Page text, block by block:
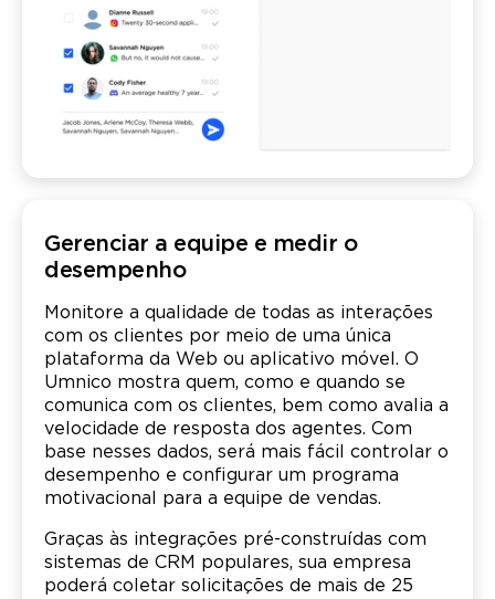
Gerenciar a equipe e medir o
desempenho
Monitore a qualidade de todas as interações
com os clientes por meio de uma única
plataforma da Web ou aplicativo móvel. O
Umnico mostra quem, como e quando se
comunica com os clientes, bem como avalia a
velocidade de resposta dos agentes. Com
base nesses dados, será mais fácil controlar o
desempenho e configurar um programa
motivacional para a equipe de vendas.
Graças às integrações pré-construídas com
sistemas de CRM populares, sua empresa
poderá coletar solicitações de mais de 25